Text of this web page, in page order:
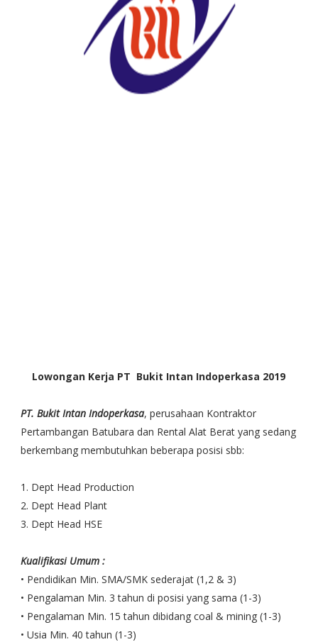
Lowongan Kerja PT Bukit Intan Indoperkasa 2019
PT. Bukit Intan Indoperkasa, perusahaan Kontraktor
Pertambangan Batubara dan Rental Alat Berat yang sedang
berkembang membutuhkan beberapa posisi sbb:
1. Dept Head Production
2. Dept Head Plant
3. Dept Head HSE
Kualifikasi Umum :
• Pendidikan Min. SMA/SMK sederajat (1,2 & 3)
• Pengalaman Min. 3 tahun di posisi yang sama (1-3)
• Pengalaman Min. 15 tahun dibidang coal & mining (1-3)
• Usia Min. 40 tahun (1-3)